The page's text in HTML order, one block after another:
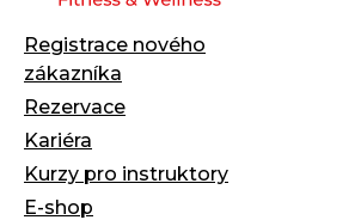
Registrace nového
zákazníka
Rezervace
Kariéra
Kurzy pro instruktory
E-shop